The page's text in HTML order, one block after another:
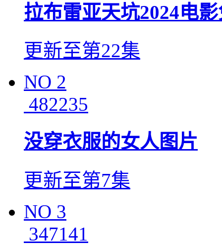
拉布雷亚天坑2024电
更新至第22集
NO 2
482235
没穿衣服的女人图片
更新至第7集
NO 3
347141